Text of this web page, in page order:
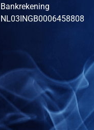
Bankrekening
NL03INGB0006458808